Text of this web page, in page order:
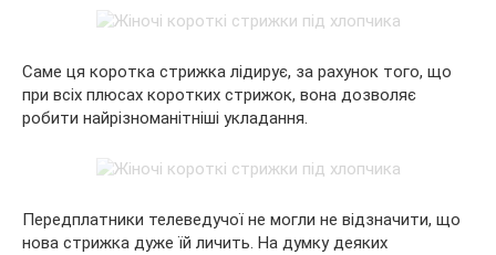
Саме ця коротка стрижка лідирує, за рахунок того, що
при всіх плюсах коротких стрижок, вона дозволяє
робити найрізноманітніші укладання.
Передплатники телеведучої не могли не відзначити, що
нова стрижка дуже їй личить. На думку деяких